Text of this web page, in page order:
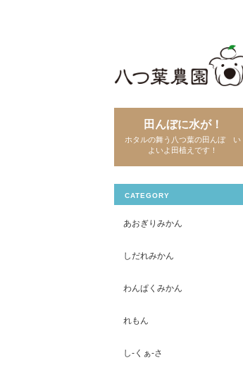
田んぼに水が！
ホタルの舞う八つ葉の田んぼ い
よいよ田植えです！
CATEGORY
あおぎりみかん
しだれみかん
わんぱくみかん
れもん
し-くぁ-さ